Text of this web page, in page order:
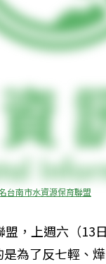
台南市水資源保育聯盟
，上週六（13
為了反七輕、